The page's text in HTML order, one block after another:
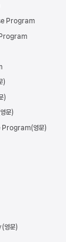
Program
Program